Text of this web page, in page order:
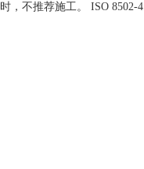
不推荐施工。 ISO 8502-4